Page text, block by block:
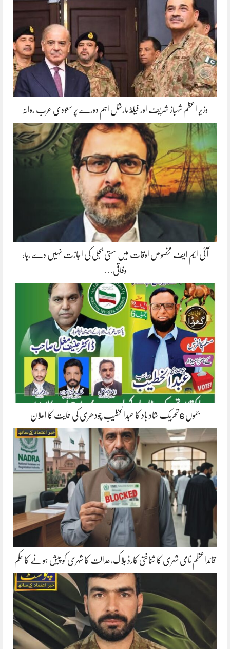
وزیر اعظم شہباز شریف اور فیلڈ مارشل اہم دورے پر سعودی عرب روانہ
آئی ایم ایف مخصوص اوقات میں سستی بجلی کی اجازت نہیں دے رہا،
وفاقی…
جموں 6 تحریک شاد باد کا عبدالخطیب چودھری کی حمایت کا اعلان
قائداعظم نامی شہری کا شناختی کارڈ بلاک،عدالت کا شہری کو پیش ہونے کا حکم